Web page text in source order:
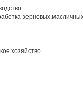
хозяйство